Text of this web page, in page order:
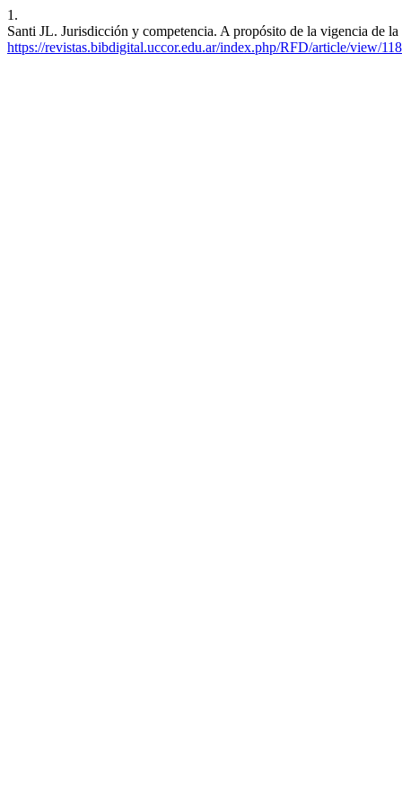
1.
Santi JL. Jurisdicción y competencia. A propósito de la vigencia de
https://revistas.bibdigital.uccor.edu.ar/index.php/RFD/article/view/